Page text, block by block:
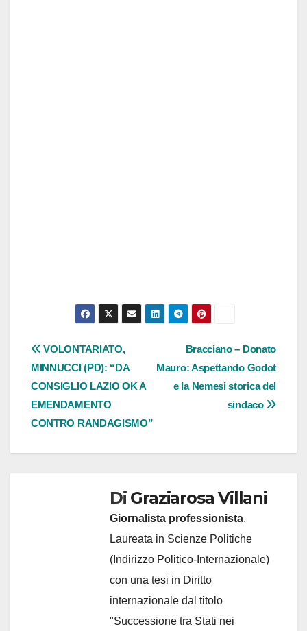
Navigazione
articoli
Bracciano – Donato
Mauro: Aspettando Godot
e la Nemesi storica del
sindaco
VOLONTARIATO,
MINNUCCI (PD): “DA
CONSIGLIO LAZIO OK A
EMENDAMENTO
CONTRO RANDAGISMO”
Di Graziarosa Villani
Giornalista professionista,
Laureata in Scienze Politiche
(Indirizzo Politico-Internazionale)
con una tesi in Diritto
internazionale dal titolo
"Successione tra Stati nei